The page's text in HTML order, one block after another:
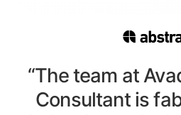
“The team at
Consultant is